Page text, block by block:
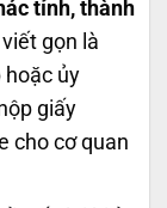
tỉnh, thành
gọn là
hoặc ủy
giấy
cho cơ quan